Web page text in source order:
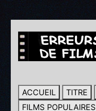
ACCUEIL TITRE
FILMS POPULAIRES